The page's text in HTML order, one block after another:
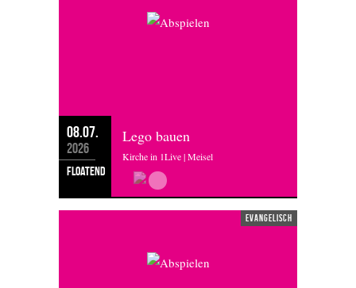
08.07.
2026
floatend
Lego bauen
Kirche in 1Live | Meisel
evangelisch